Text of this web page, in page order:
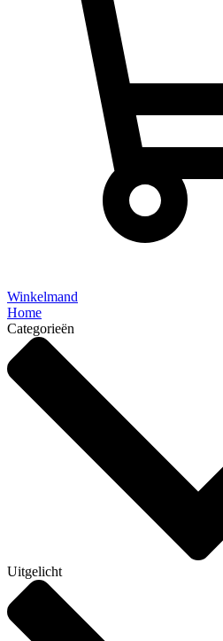
Winkelmand
Home
Categorieën
Uitgelicht